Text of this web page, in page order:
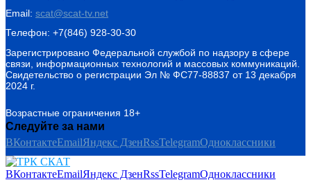
Email: scat@scat-tv.net
Телефон: +7(846) 928-30-30
Зарегистрировано Федеральной службой по надзору в сфере
связи, информационных технологий и массовых коммуникаций.
Свидетельство о регистрации Эл № ФС77-88837 от 13 декабря
2024 г.
Возрастные ограничения 18+
Следуйте за нами
ВКонтактеEmailЯндекс ДзенRssTelegramОдноклассники
ВКонтактеEmailЯндекс ДзенRssTelegramОдноклассники